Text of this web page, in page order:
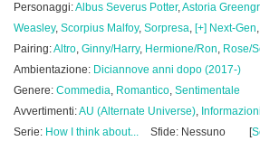
Personaggi:Albus Severus Potter,Astoria
Weasley, Scorpius Malfoy, Sorpresa, [+] Next-Gen,
Pairing:Altro, Ginny/Harry, Hermione/Ron, Rose/
Ambientazione: Diciannove anni dopo (2017-)
Genere: Commedia, Romantico, Sentimentale
Avvertimenti:AU (Alternate Universe),
Serie: How I think about... Sfide: Nessuno [